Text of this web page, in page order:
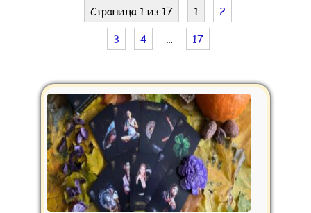
Страница 1 из 17 1
2
3
4 … 17